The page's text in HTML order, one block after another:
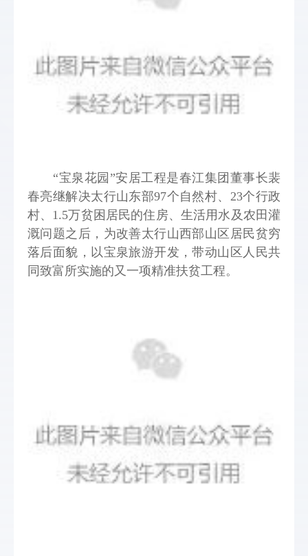
“宝泉花园”安居工程是春江集团董事长裴
春亮继解决太行山东部97个自然村、23个行政
村、1.5万贫困居民的住房、生活用水及农田灌
溉问题之后，为改善太行山西部山区居民贫穷
落后面貌，以宝泉旅游开发，带动山区人民共
同致富所实施的又一项精准扶贫工程。